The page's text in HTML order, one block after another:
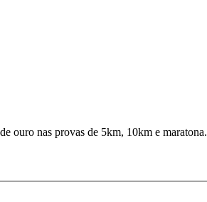
ouro nas provas de 5km, 10km e maratona.